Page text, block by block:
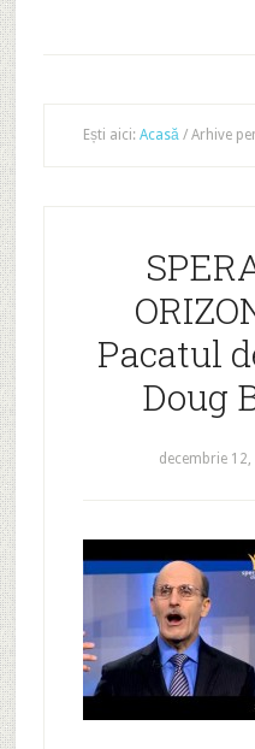
Ești aici: Acasă /Arhive
Pacatul
Doug
decembrie 12,